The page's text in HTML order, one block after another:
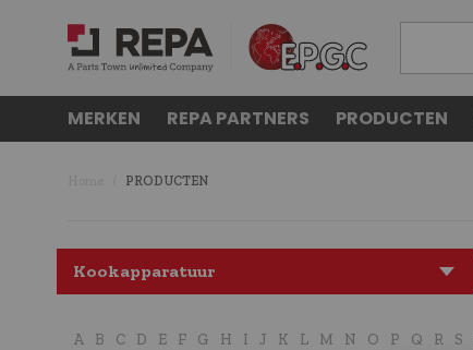
MERKEN REPA PARTNERS PRODUCTEN
PRODUCTEN
Kookapparatuur
A B C D E F G H I J K L M N O P Q R S